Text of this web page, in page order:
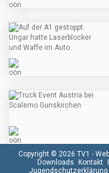
Copyright © 2026 TV1 -
Downloads
Kontakt
Jugendschutzerklärung